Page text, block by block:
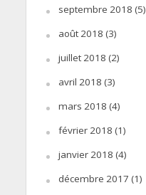
septembre 2018 (5)
août 2018 (3)
juillet 2018 (2)
avril 2018 (3)
mars 2018 (4)
février 2018 (1)
janvier 2018 (4)
décembre 2017 (1)